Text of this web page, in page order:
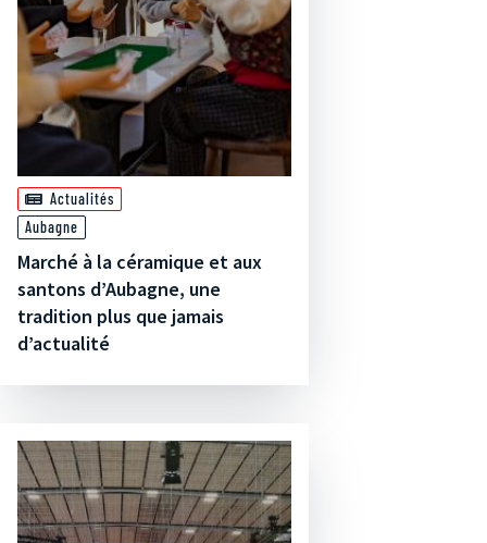
Actualités
Aubagne
Marché à la céramique et aux
santons d’Aubagne, une
tradition plus que jamais
d’actualité